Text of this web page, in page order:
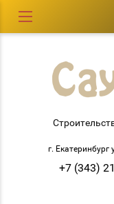
г. Екатеринбург
+7 (343)